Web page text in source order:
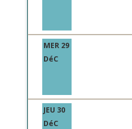
MER 29
DéC
JEU 30
DéC